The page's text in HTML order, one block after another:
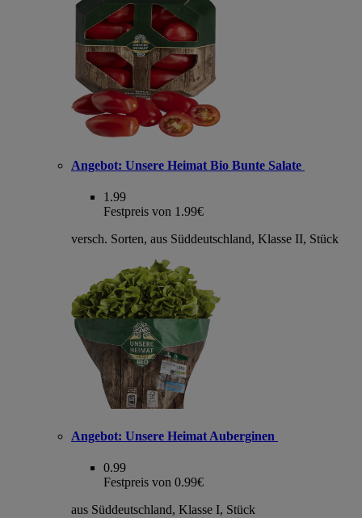
Angebot: Unsere Heimat Bio Bunte Salate
1.99
Festpreis von 1.99€
versch. Sorten, aus Süddeutschland, Klasse II, Stück
Angebot: Unsere Heimat Auberginen
0.99
Festpreis von 0.99€
aus Süddeutschland, Klasse I, Stück